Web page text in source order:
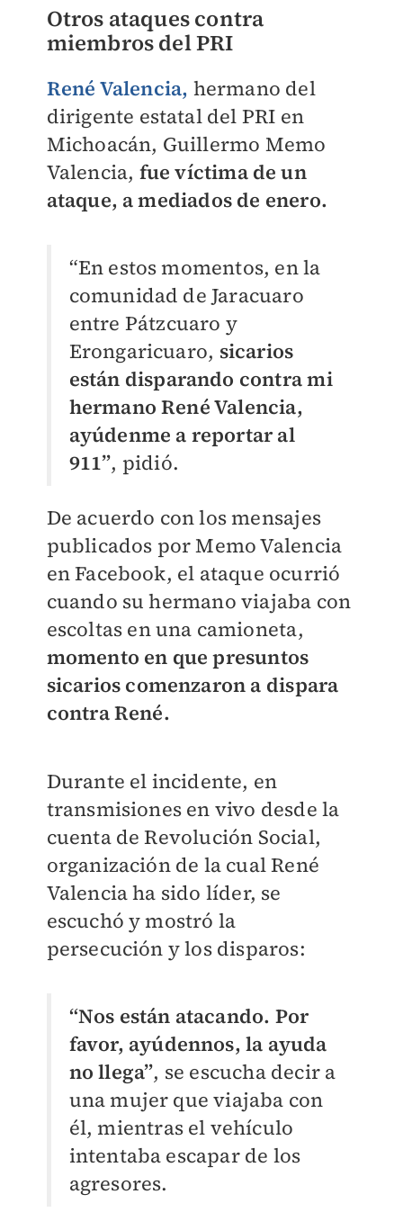
Otros ataques contra
miembros del PRI
René Valencia, hermano del
dirigente estatal del PRI en
Michoacán, Guillermo Memo
Valencia, fue víctima de un
ataque, a mediados de enero.
“En estos momentos, en la
comunidad de Jaracuaro
entre Pátzcuaro y
Erongaricuaro, sicarios
están disparando contra mi
hermano René Valencia,
ayúdenme a reportar al
911”, pidió.
De acuerdo con los mensajes
publicados por Memo Valencia
en Facebook, el ataque ocurrió
cuando su hermano viajaba con
escoltas en una camioneta,
momento en que presuntos
sicarios comenzaron a dispara
contra René.
Durante el incidente, en
transmisiones en vivo desde la
cuenta de Revolución Social,
organización de la cual René
Valencia ha sido líder, se
escuchó y mostró la
persecución y los disparos:
“Nos están atacando. Por
favor, ayúdennos, la ayuda
no llega”, se escucha decir a
una mujer que viajaba con
él, mientras el vehículo
intentaba escapar de los
agresores.